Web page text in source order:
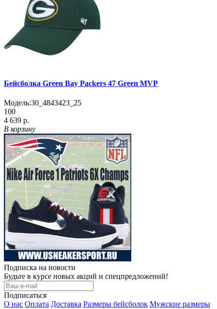
Бейсболка Green Bay Packers 47 Green MVP
Модель:30_4843423_25
100
4 639 р.
В корзину
Подписка на новости
Будьте в курсе новых акций и спецпредложений!
Подписаться
О нас Оплата Доставка Размеры бейсболок Мужские размеры